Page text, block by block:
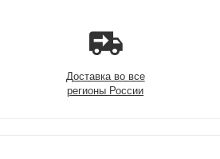
Доставка во все
регионы России